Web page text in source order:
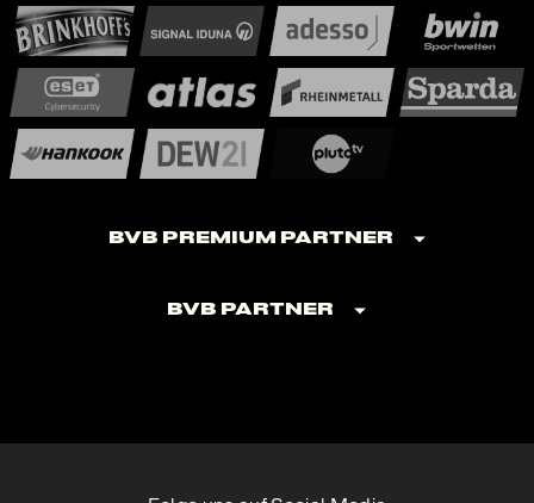
BVB Premium Partner
BVB Partner